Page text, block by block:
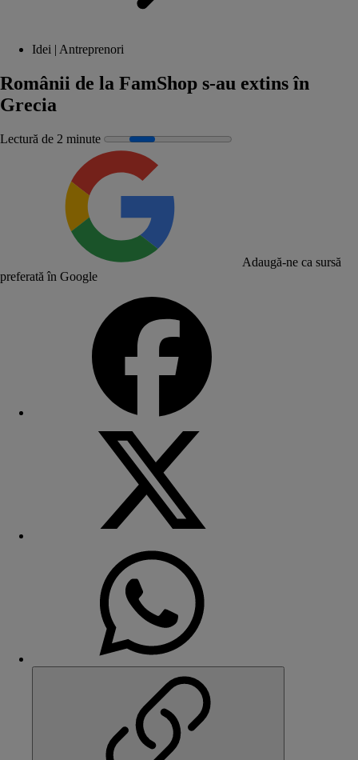
Idei | Antreprenori
Românii de la FamShop s-au extins în
Grecia
Lectură de 2 minute
Adaugă-ne ca sursă
preferată în Google